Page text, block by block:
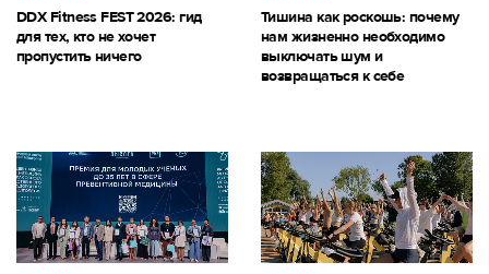
DDX Fitness FEST 2026: гид
для тех, кто не хочет
пропустить ничего
Тишина как роскошь: почему
нам жизненно необходимо
выключать шум и
возвращаться к себе